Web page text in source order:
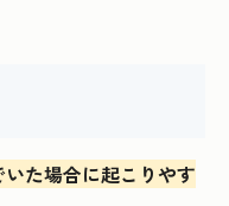
た場合に起こりやす